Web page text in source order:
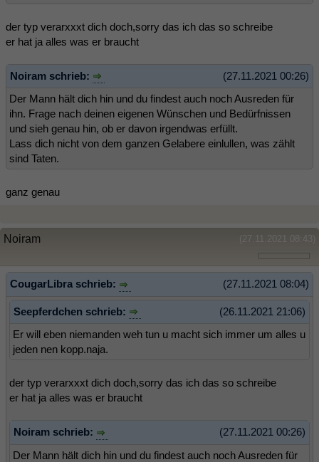
der typ verarxxxt dich doch,sorry das ich das so schreibe
er hat ja alles was er braucht
(27.11.2021 00:26)
Noiram schrieb:
Der Mann hält dich hin und du findest auch noch Ausreden für
ihn. Frage nach deinen eigenen Wünschen und Bedürfnissen
und sieh genau hin, ob er davon irgendwas erfüllt.
Lass dich nicht von dem ganzen Gelabere einlullen, was zählt
sind Taten.
ganz genau
(27.11.2021 08:43)
Noiram
(27.11.2021 08:04)
CougarLibra schrieb:
(26.11.2021 21:06)
Seepferdchen schrieb:
Er will eben niemanden weh tun u macht sich immer um alles u
jeden nen kopp.naja.
der typ verarxxxt dich doch,sorry das ich das so schreibe
er hat ja alles was er braucht
(27.11.2021 00:26)
Noiram schrieb:
Der Mann hält dich hin und du findest auch noch Ausreden für